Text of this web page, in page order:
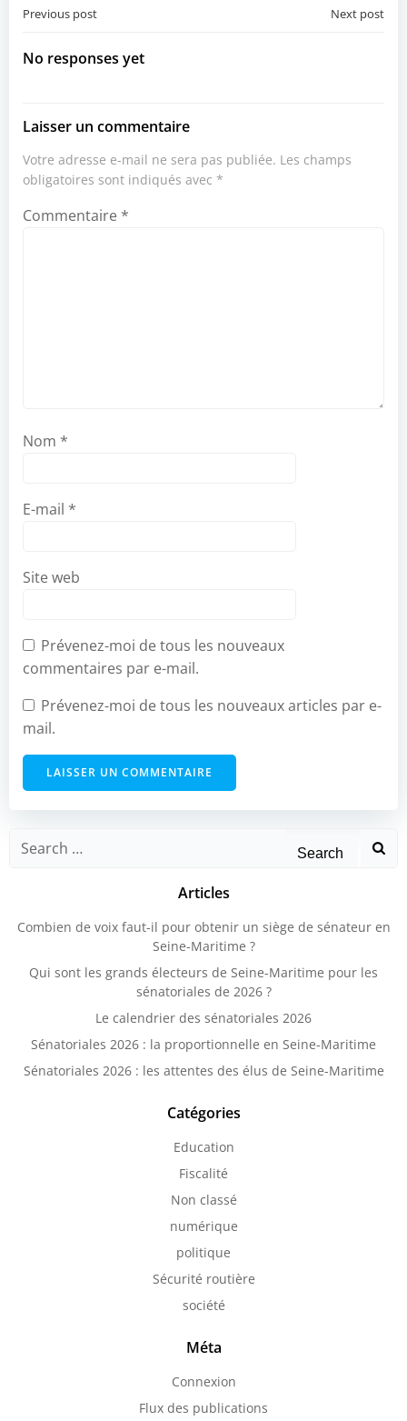
Post
navigation
Previous post Next post
No responses yet
Laisser un commentaire
Votre adresse e-mail ne sera pas publiée. Les champs
obligatoires sont indiqués avec *
Commentaire *
Nom *
E-mail *
Site web
Prévenez-moi de tous les nouveaux
commentaires par e-mail.
Prévenez-moi de tous les nouveaux articles par e-
mail.
for:
Articles
Combien de voix faut-il pour obtenir un siège de sénateur en
Seine-Maritime ?
Qui sont les grands électeurs de Seine-Maritime pour les
sénatoriales de 2026 ?
Le calendrier des sénatoriales 2026
Sénatoriales 2026 : la proportionnelle en Seine-Maritime
Sénatoriales 2026 : les attentes des élus de Seine-Maritime
Catégories
Education
Fiscalité
Non classé
numérique
politique
Sécurité routière
société
Méta
Connexion
Flux des publications